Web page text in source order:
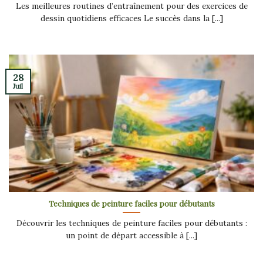
Les meilleures routines d’entraînement pour des exercices de
dessin quotidiens efficaces Le succès dans la [...]
Techniques de peinture faciles pour débutants
Découvrir les techniques de peinture faciles pour débutants :
un point de départ accessible à [...]
28
Juil